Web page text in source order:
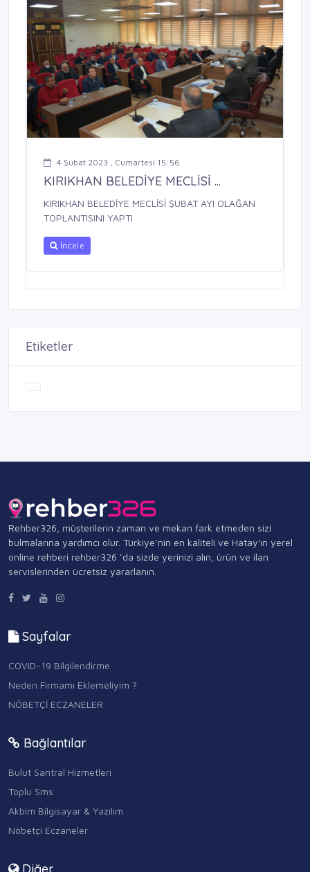
4 Şubat 2023 , Cumartesi 15:56
KIRIKHAN BELEDİYE MECLİSİ ...
KIRIKHAN BELEDİYE MECLİSİ ŞUBAT AYI OLAĞAN
TOPLANTISINI YAPTI
İncele
Etiketler
Rehber326, müşterilerin zaman ve mekan fark etmeden sizi
bulmalarına yardımcı olur. Türkiye’nin en kaliteli ve Hatay'ın yerel
online rehberi rehber326 ‘da sizde yerinizi alın, ürün ve ilan
servislerinden ücretsiz yararlanın.
Sayfalar
COVID-19 Bilgilendirme
Neden Firmamı Eklemeliyim ?
NÖBETÇİ ECZANELER
Bağlantılar
Bulut Santral Hizmetleri
Toplu Sms
Akbim Bilgisayar & Yazılım
Nöbetçi Eczaneler